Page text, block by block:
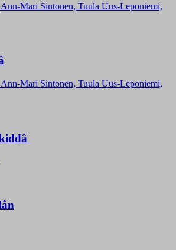
Mari Sintonen, Tuula Uus-Leponiemi,
Mari Sintonen, Tuula Uus-Leponiemi,